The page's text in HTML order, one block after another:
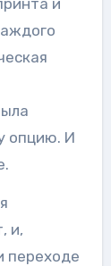
опцию. И
и,
переходе